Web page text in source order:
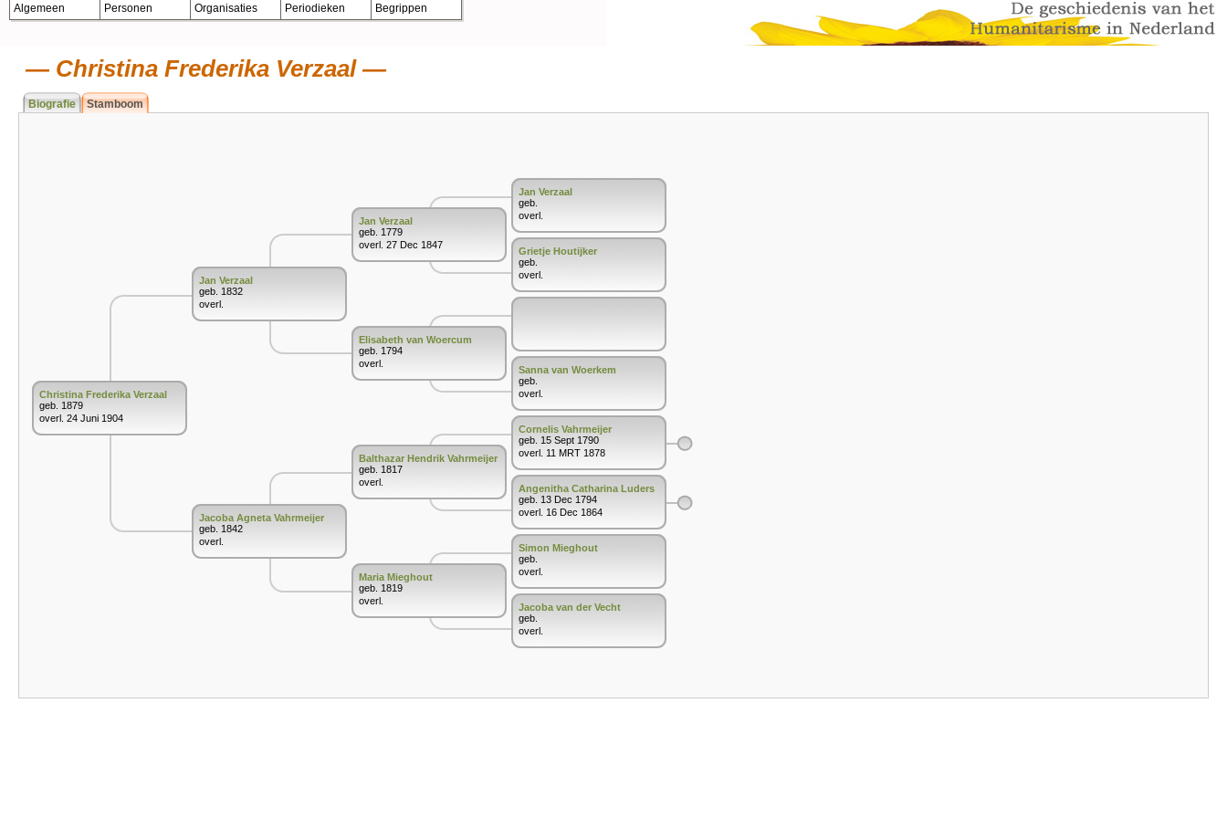
Algemeen Personen Organisaties Periodieken Begrippen
Christina Frederika Verzaal
Biografie Stamboom
Christina Frederika Verzaal
geb. 1879
overl. 24 Juni 1904
Jan Verzaal
geb. 1832
overl.
Jacoba Agneta Vahrmeijer
geb. 1842
overl.
Jan Verzaal
geb. 1779
overl. 27 Dec 1847
Elisabeth van Woercum
geb. 1794
overl.
Balthazar Hendrik Vahrmeijer
geb. 1817
overl.
Maria Mieghout
geb. 1819
overl.
Jan Verzaal
geb.
overl.
Grietje Houtijker
geb.
overl.
Sanna van Woerkem
geb.
overl.
Cornelis Vahrmeijer
geb. 15 Sept 1790
overl. 11 MRT 1878
Angenitha Catharina Luders
geb. 13 Dec 1794
overl. 16 Dec 1864
Simon Mieghout
geb.
overl.
Jacoba van der Vecht
geb.
overl.